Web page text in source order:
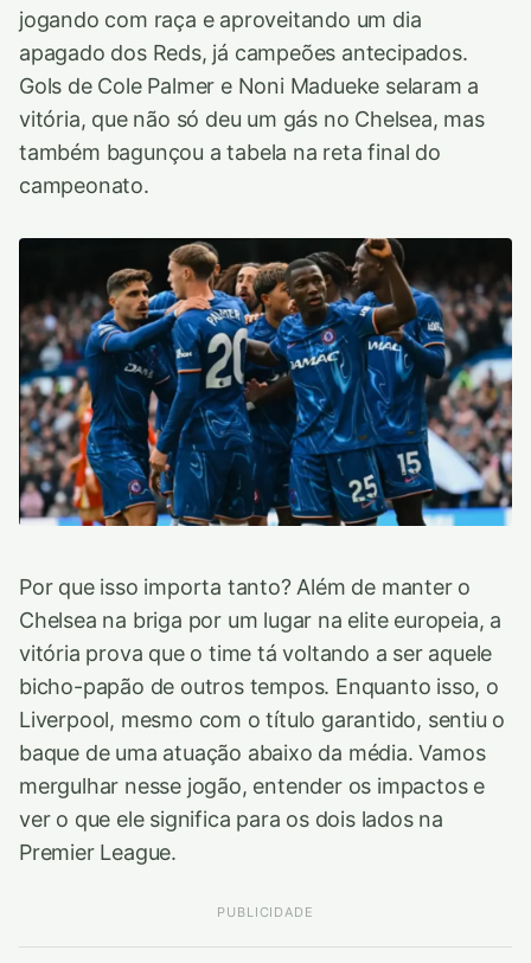
jogando com raça e aproveitando um dia
apagado dos Reds, já campeões antecipados.
Gols de Cole Palmer e Noni Madueke selaram a
vitória, que não só deu um gás no Chelsea, mas
também bagunçou a tabela na reta final do
campeonato.
Por que isso importa tanto? Além de manter o
Chelsea na briga por um lugar na elite europeia, a
vitória prova que o time tá voltando a ser aquele
bicho-papão de outros tempos. Enquanto isso, o
Liverpool, mesmo com o título garantido, sentiu o
baque de uma atuação abaixo da média. Vamos
mergulhar nesse jogão, entender os impactos e
ver o que ele significa para os dois lados na
Premier League.
PUBLICIDADE